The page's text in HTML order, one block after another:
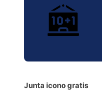
Junta icono gratis